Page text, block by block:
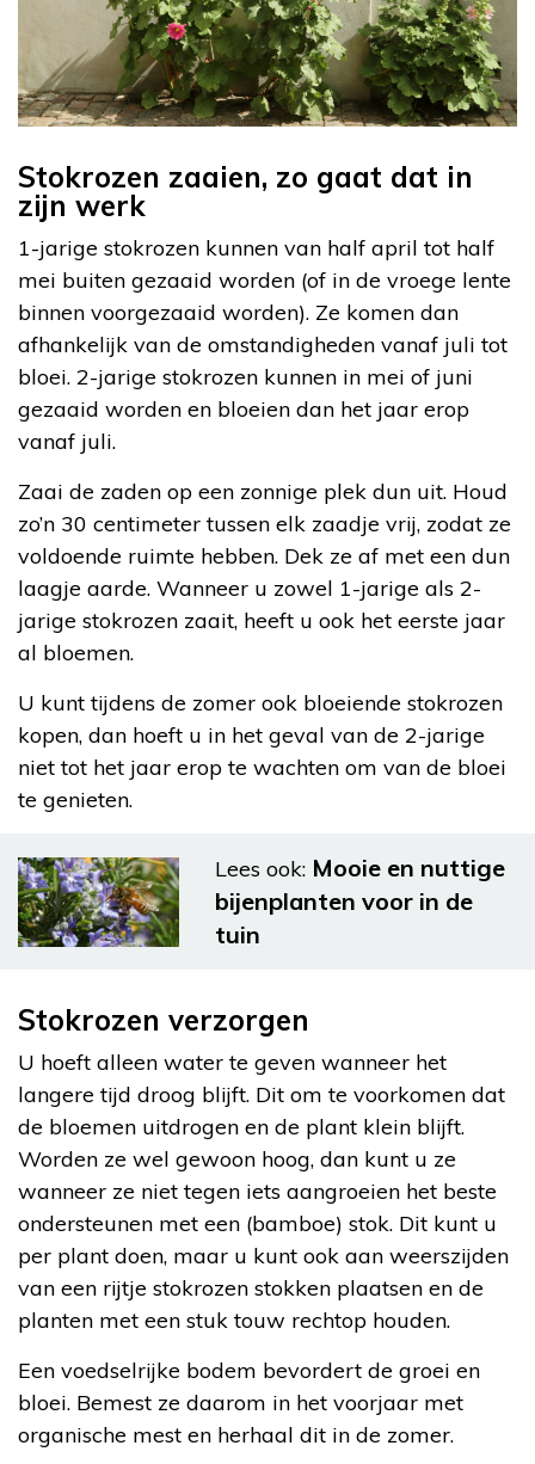
Stokrozen zaaien, zo gaat dat in
zijn werk
1-jarige stokrozen kunnen van half april tot half
mei buiten gezaaid worden (of in de vroege lente
binnen voorgezaaid worden). Ze komen dan
afhankelijk van de omstandigheden vanaf juli tot
bloei. 2-jarige stokrozen kunnen in mei of juni
gezaaid worden en bloeien dan het jaar erop
vanaf juli.
Zaai de zaden op een zonnige plek dun uit. Houd
zo’n 30 centimeter tussen elk zaadje vrij, zodat ze
voldoende ruimte hebben. Dek ze af met een dun
laagje aarde. Wanneer u zowel 1-jarige als 2-
jarige stokrozen zaait, heeft u ook het eerste jaar
al bloemen.
U kunt tijdens de zomer ook bloeiende stokrozen
kopen, dan hoeft u in het geval van de 2-jarige
niet tot het jaar erop te wachten om van de bloei
te genieten.
Lees ook: Mooie en nuttige
bijenplanten voor in de
tuin
Stokrozen verzorgen
U hoeft alleen water te geven wanneer het
langere tijd droog blijft. Dit om te voorkomen dat
de bloemen uitdrogen en de plant klein blijft.
Worden ze wel gewoon hoog, dan kunt u ze
wanneer ze niet tegen iets aangroeien het beste
ondersteunen met een (bamboe) stok. Dit kunt u
per plant doen, maar u kunt ook aan weerszijden
van een rijtje stokrozen stokken plaatsen en de
planten met een stuk touw rechtop houden.
Een voedselrijke bodem bevordert de groei en
bloei. Bemest ze daarom in het voorjaar met
organische mest en herhaal dit in de zomer.